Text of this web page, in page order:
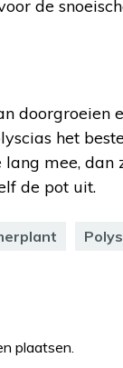
de
doorgroeien
het
mee,
de pot uit.
plaatsen.